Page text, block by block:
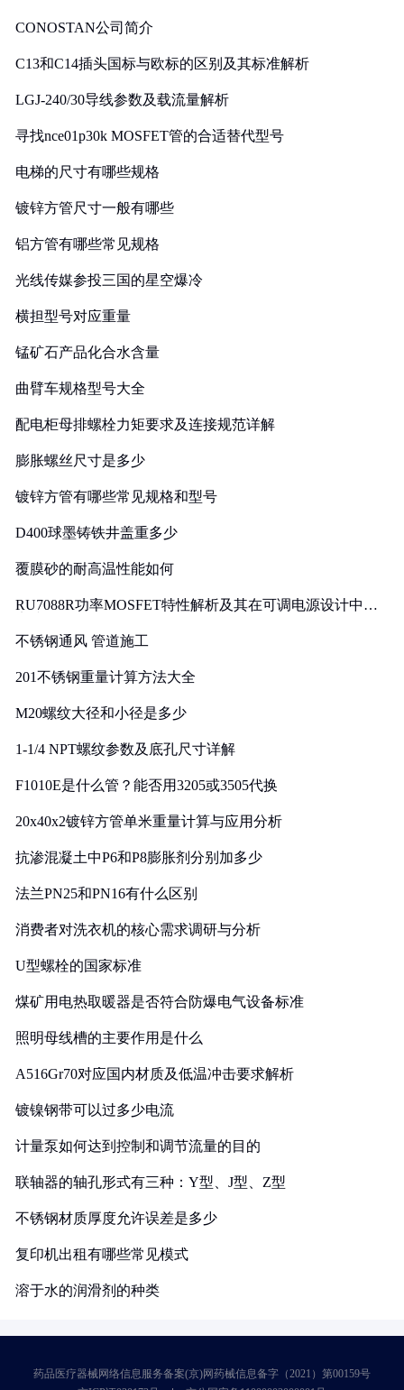
CONOSTAN公司简介
C13和C14插头国标与欧标的区别及其标准解析
LGJ-240/30导线参数及载流量解析
寻找nce01p30k MOSFET管的合适替代型号
电梯的尺寸有哪些规格
镀锌方管尺寸一般有哪些
铝方管有哪些常见规格
光线传媒参投三国的星空爆冷
横担型号对应重量
锰矿石产品化合水含量
曲臂车规格型号大全
配电柜母排螺栓力矩要求及连接规范详解
膨胀螺丝尺寸是多少
镀锌方管有哪些常见规格和型号
D400球墨铸铁井盖重多少
覆膜砂的耐高温性能如何
RU7088R功率MOSFET特性解析及其在可调电源设计中的
不锈钢通风 管道施工
201不锈钢重量计算方法大全
M20螺纹大径和小径是多少
1-1/4 NPT螺纹参数及底孔尺寸详解
F1010E是什么管？能否用3205或3505代换
20x40x2镀锌方管单米重量计算与应用分析
抗渗混凝土中P6和P8膨胀剂分别加多少
法兰PN25和PN16有什么区别
消费者对洗衣机的核心需求调研与分析
U型螺栓的国家标准
煤矿用电热取暖器是否符合防爆电气设备标准
照明母线槽的主要作用是什么
A516Gr70对应国内材质及低温冲击要求解析
镀镍钢带可以过多少电流
计量泵如何达到控制和调节流量的目的
联轴器的轴孔形式有三种：Y型、J型、Z型
不锈钢材质厚度允许误差是多少
复印机出租有哪些常见模式
溶于水的润滑剂的种类
药品医疗器械网络信息服务备案(京)网药械信息备字（2021）第00159号